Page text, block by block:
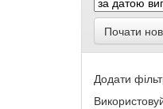
Почати
Додати